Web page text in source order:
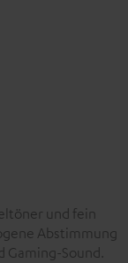
und fein
Abstimmung
Gaming-Sound.